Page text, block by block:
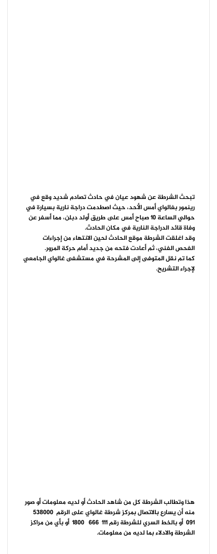
تبحث الشرطة عن شهود عيان في حادث تصادم شديد وقع في
رينمور بغالواي أمس الأحد، حيث اصطدمت دراجة نارية بسيارة في
حوالي الساعة 10 صباح أمس على طريق أولد دبلن، مما أسفر عن
وفاة قائد الدراجة النارية في مكان الحادث.
وقد اغلقت الشرطة موقع الحادث لحين الانتهاء من إجراءات
الفحص الفني، ثم أعادت فتحه من جديد أمام حركة المرور.
كما تم نقل المتوفى إلى المشرحة في مستشفى غالواي الجامعي
لإجراء التشريح.
هذا وتطالب الشرطة كل من شاهد الحادث أو لديه معلومات أو صور
091 أو بالخط السري للشرطة رقم 111 666 1800 أو بأي من مراكز
الشرطة والادلاء بما لديه من معلومات.